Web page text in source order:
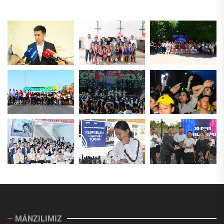
MÁNZILIMIZ